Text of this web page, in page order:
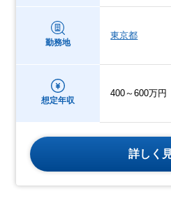
勤務地
東京都
想定年収
400～600万円
詳しく